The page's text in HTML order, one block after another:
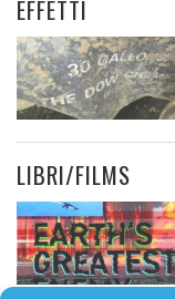
EFFETTI
LIBRI/FILMS